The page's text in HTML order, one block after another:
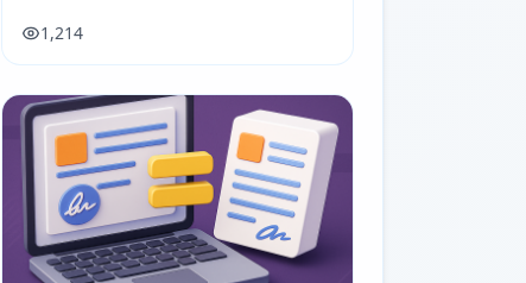
1,214